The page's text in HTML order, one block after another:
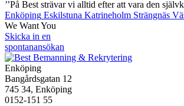
’’På Best strävar vi alltid efter att vara den
Enköping Eskilstuna Katrineholm Strängnäs
We Want You
Skicka in en
spontanansökan
Enköping
Bangårdsgatan 12
745 34, Enköping
0152-151 55